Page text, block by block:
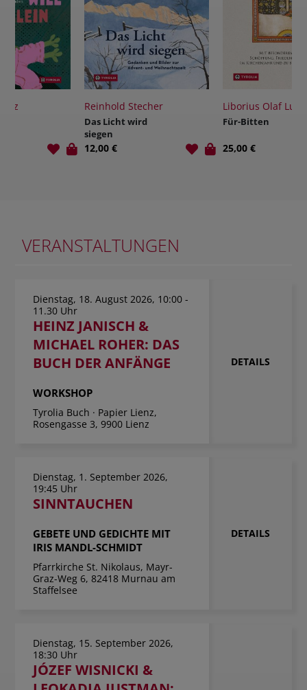
Reinhold Stecher
12,00 €
Liborius Olaf Lumma
25,00 €
VERANSTALTUNGEN
Dienstag, 18. August 2026, 10:00 -
11.30 Uhr
HEINZ JANISCH &
MICHAEL ROHER: DAS
BUCH DER ANFÄNGE
WORKSHOP
Tyrolia Buch · Papier Lienz,
Rosengasse 3, 9900 Lienz
DETAILS
Dienstag, 1. September 2026,
19:45 Uhr
SINNTAUCHEN
GEBETE UND GEDICHTE MIT
IRIS MANDL-SCHMIDT
Pfarrkirche St. Nikolaus, Mayr-
Graz-Weg 6, 82418 Murnau am
Staffelsee
DETAILS
Dienstag, 15. September 2026,
18:30 Uhr
JÓZEF WISNICKI &